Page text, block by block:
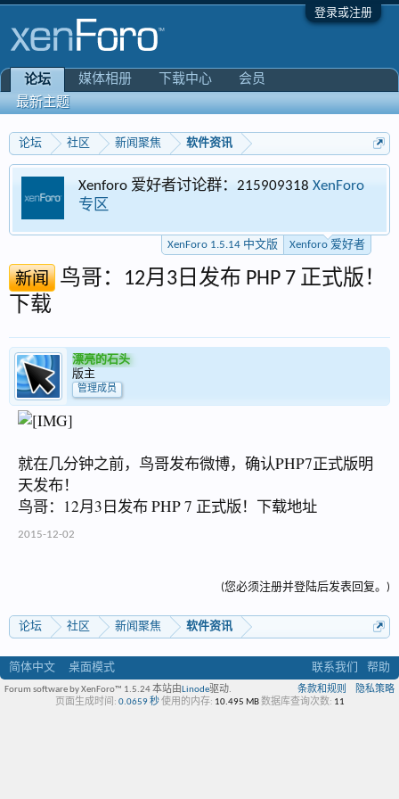
登录或注册
论坛 社区 新闻聚焦 软件资讯
Xenforo 爱好者讨论群：215909318 XenForo
专区
XenForo 1.5.14 中文版 Xenforo 爱好者
新闻
鸟哥：12月3日发布 PHP 7 正式版！
下载
漂亮的石头
版主
管理成员
就在几分钟之前，鸟哥发布微博，确认PHP7正式版明
天发布！
鸟哥：12月3日发布 PHP 7 正式版！下载地址
2015-12-02
(您必须注册并登陆后发表回复。)
论坛 社区 新闻聚焦 软件资讯
论坛
最新主题
媒体相册 下载中心 会员
简体中文 桌面模式 联系我们 帮助
条款和规则 隐私策略
Forum software by XenForo™ 1.5.24本站由 Linode驱动.
页面生成时间: 0.0659 秒 使用的内存: 10.495 MB 数据库查询次数: 11